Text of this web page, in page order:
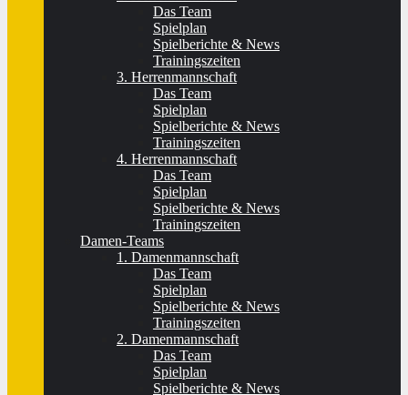
Das Team
Spielplan
Spielberichte & News
Trainingszeiten
3. Herrenmannschaft
Das Team
Spielplan
Spielberichte & News
Trainingszeiten
4. Herrenmannschaft
Das Team
Spielplan
Spielberichte & News
Trainingszeiten
Damen-Teams
1. Damenmannschaft
Das Team
Spielplan
Spielberichte & News
Trainingszeiten
2. Damenmannschaft
Das Team
Spielplan
Spielberichte & News